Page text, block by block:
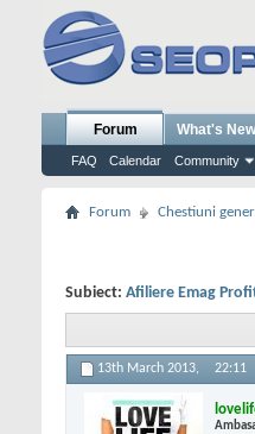
Forum
FAQ Calendar Community
What's
Forum Chestiuni
Subiect: Afiliere Emag
13th March 2013, 22:11